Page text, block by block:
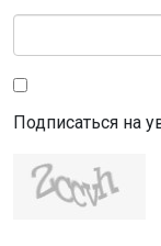
Подписаться на